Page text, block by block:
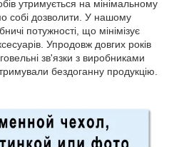
утримується на мінімальному
собі дозволити. У нашому
потужності, що мінімізує
Упродовж довгих років
зв'язки з виробниками
бездоганну продукцію.